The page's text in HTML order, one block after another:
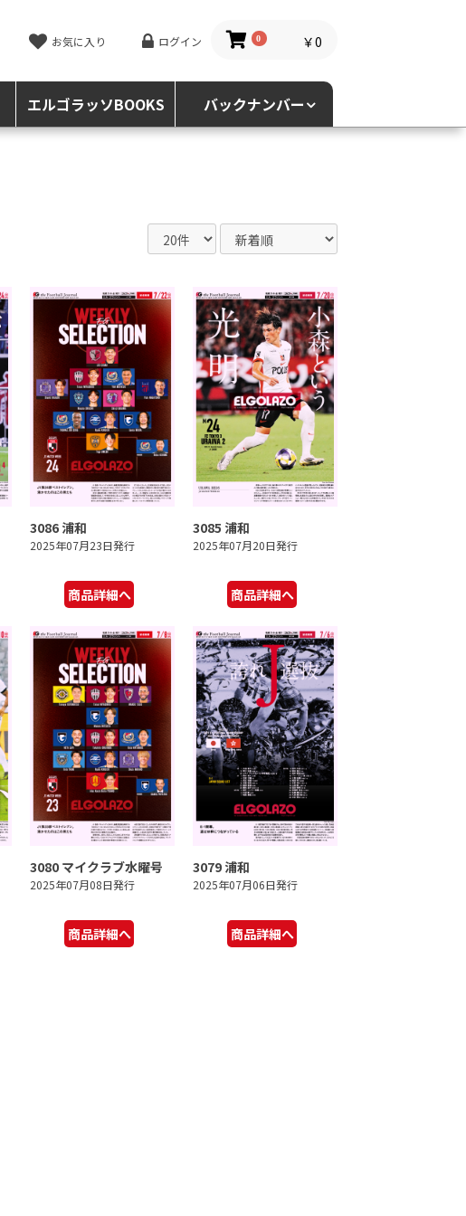
お気に入り ログイン 0 ￥0
エルゴラッソBOOKS バックナンバー
3086 浦和
2025年07月23日発行
商品詳細へ
3085 浦和
2025年07月20日発行
商品詳細へ
3080 マイクラブ水曜号
2025年07月08日発行
商品詳細へ
3079 浦和
2025年07月06日発行
商品詳細へ